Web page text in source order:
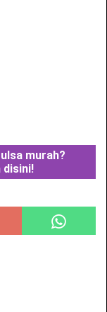
murah?
disini!